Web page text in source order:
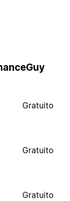
Gratuito
Gratuito
Gratuito